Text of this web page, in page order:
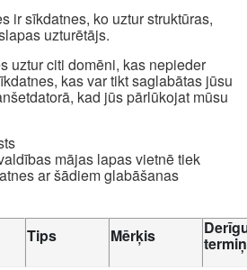
ir sīkdatnes, ko uztur struktūras,
uzturētājs.
uztur citi domēni, kas nepieder
kas var tikt saglabātas jūsu
kad jūs pārlūkojat mūsu
mājas lapas vietnē tiek
ar šādiem glabāšanas
Tips Mērķis